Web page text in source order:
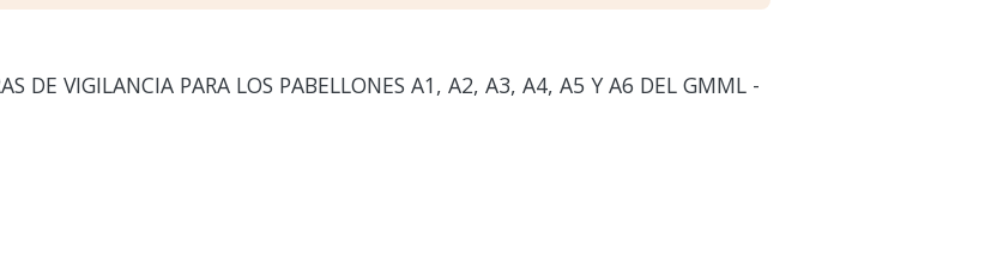
DE VIGILANCIA PARA LOS PABELLONES A1, A2, A3, A4, A5 Y A6 DEL GMML -